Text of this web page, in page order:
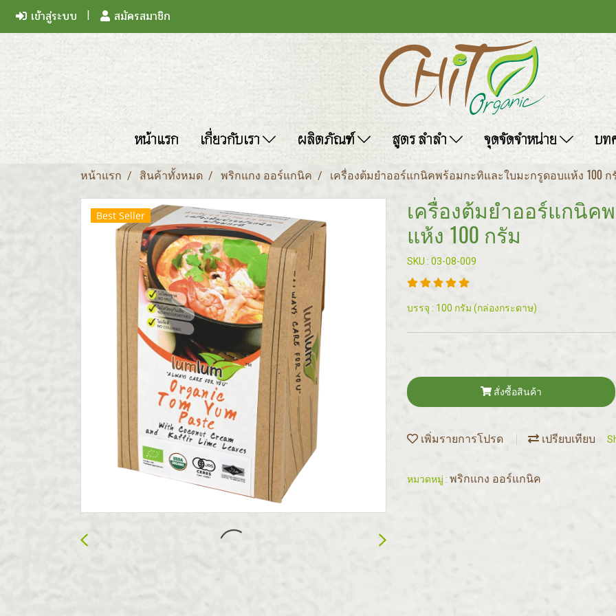
เข้าสู่ระบบ สมัครสมาชิก
หน้าแรก เกี่ยวกับเรา ผลิตภัณฑ์ สูตร ลำลำ จุดจัดจำหน่าย บท
หน้าแรก สินค้าทั้งหมด พริกแกง ออร์แกนิค เครื่องต้มยำออร์แกนิคพร้อมกะทิและใบมะกรูดอบแห้ง 100 ก
Best Seller
เครื่องต้มยำออร์แกนิค
แห้ง 100 กรัม
SKU : 03-08-009
บรรจุ : 100 กรัม (กล่องกระดาษ)
สั่งซื้อสินค้า
เพิ่มรายการโปรด เปรียบเทียบ
หมวดหมู่ : พริกแกง ออร์แกนิค